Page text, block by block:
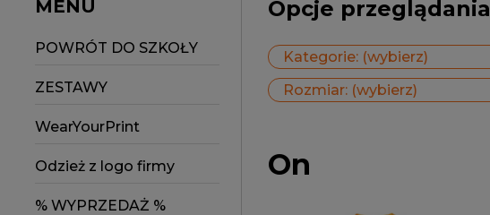
MENU
POWRÓT DO SZKOŁY
ZESTAWY
WearYourPrint
Odzież z logo firmy
% WYPRZEDAŻ %
Opcje przeglądania
Kategorie: (wybierz)
Rozmiar: (wybierz)
On